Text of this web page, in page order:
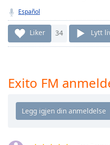
Remaining
Time-
Chapters
Español
Liker 34 Lytt
Exito FM